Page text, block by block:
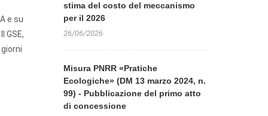
e su
GSE,
stima del costo del meccanismo
per il 2026
26/06/2026
Misura PNRR «Pratiche
Ecologiche» (DM 13 marzo 2024, n.
99) - Pubblicazione del primo atto
di concessione